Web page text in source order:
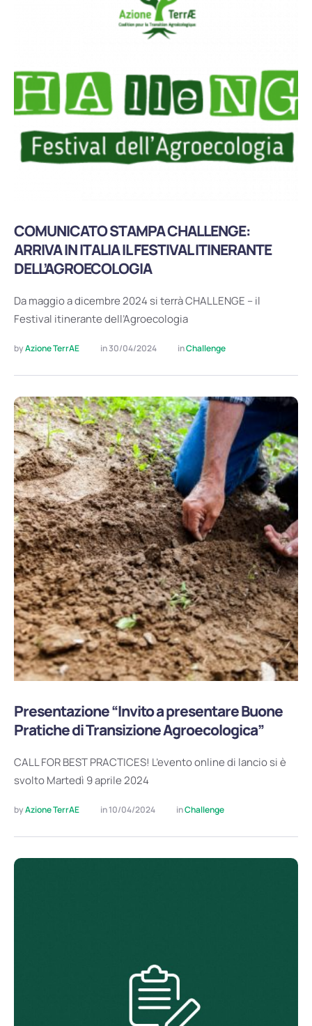
COMUNICATO STAMPA CHALLENGE:
ARRIVA IN ITALIA IL FESTIVAL ITINERANTE
DELL’AGROECOLOGIA
Da maggio a dicembre 2024 si terrà CHALLENGE – il
Festival itinerante dell’Agroecologia
by Azione TerrAE in 30/04/2024 in Challenge
Presentazione “Invito a presentare Buone
Pratiche di Transizione Agroecologica”
CALL FOR BEST PRACTICES! L’evento online di lancio si è
svolto Martedì 9 aprile 2024
by Azione TerrAE in 10/04/2024 in Challenge